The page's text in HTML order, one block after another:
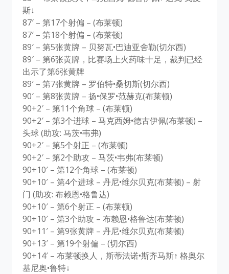
斯↓
87′ – 第17个射偏 – (布莱顿)
87′ – 第18个射偏 – (布莱顿)
89′ – 第5张黄牌 – 贝努瓦•巴迪亚舍勒(切尔西)
89′ – 第6张黄牌，比赛场上火药味十足，裁判已经
出示了第6张黄牌
89′ – 第7张黄牌 – 罗伯特•桑切斯(切尔西)
90′ – 第8张黄牌 – 扬•保罗•范赫克(布莱顿)
90+2′ – 第11个角球 – (布莱顿)
90+2′ – 第3个进球 – 马克西姆•德古伊佩(布莱顿) –
头球 (助攻: 马茨•韦弗)
90+2′ – 第5个射正 – (布莱顿)
90+2′ – 第2个助攻 – 马茨•韦弗(布莱顿)
90+10′ – 第12个角球 – (布莱顿)
90+10′ – 第4个进球 – 丹尼•维尔贝克(布莱顿) – 射
门 (助攻: 布赖恩•格鲁达)
90+10′ – 第6个射正 – (布莱顿)
90+10′ – 第3个助攻 – 布赖恩•格鲁达(布莱顿)
90+11′ – 第9张黄牌 – 丹尼•维尔贝克(布莱顿)
90+13′ – 第19个射偏 – (切尔西)
90+14′ – 布莱顿换人，斯蒂法诺•斯齐马斯↑ 格奥尔
基尼奥•鲁特↓